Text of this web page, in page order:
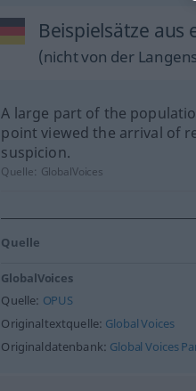
Beispielsätze
(nicht von der
A large part of the
point viewed the arrival of
suspicion.
Quelle: GlobalVoices
Quelle
GlobalVoices
Quelle: OPUS
Originaltextquelle: Global Voices
Originaldatenbank: Global Voices